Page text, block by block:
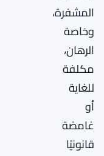
المشفرة،
وخاصة
الرهان،
مكلفة
للغاية
أو
غامضة
قانونيًا